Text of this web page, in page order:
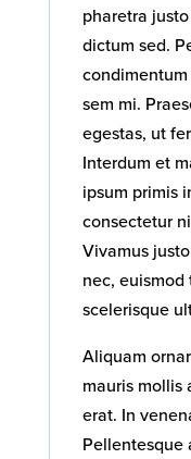
pharetra
dictum sed.
sem mi.
egestas, ut
Interdum et
ipsum primis
consectetur
Vivamus
nec,
scelerisque
Aliquam
mauris mollis
erat. In